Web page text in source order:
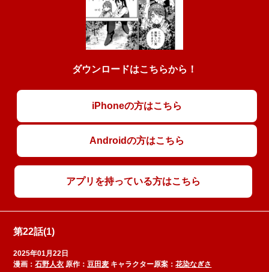
ダウンロードはこちらから！
iPhoneの方はこちら
Androidの方はこちら
アプリを持っている方はこちら
第22話(1)
2025年01月22日
漫画：石野人衣 原作：豆田麦 キャラクター原案：花染なぎさ